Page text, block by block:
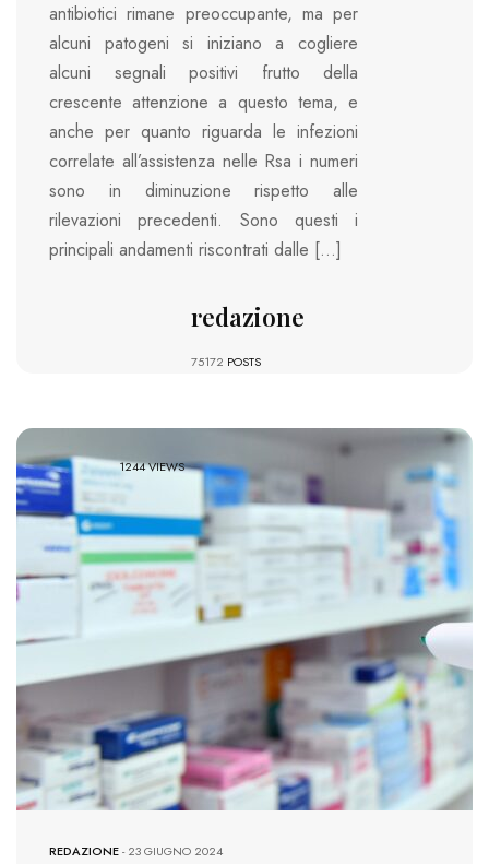
antibiotici rimane preoccupante, ma per
alcuni patogeni si iniziano a cogliere
alcuni segnali positivi frutto della
crescente attenzione a questo tema, e
anche per quanto riguarda le infezioni
correlate all’assistenza nelle Rsa i numeri
sono in diminuzione rispetto alle
rilevazioni precedenti. Sono questi i
principali andamenti riscontrati dalle […]
redazione
75172 POSTS
1244 VIEWS
REDAZIONE-23 GIUGNO 2024